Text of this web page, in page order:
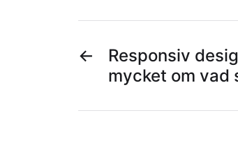
←
Responsiv
mycket om vad